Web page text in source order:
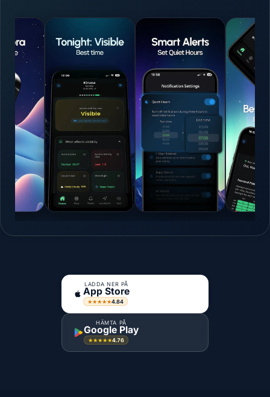
LADDA NER PÅ
App Store
★★★★★4.84
HÄMTA PÅ
Google Play
★★★★★4.76